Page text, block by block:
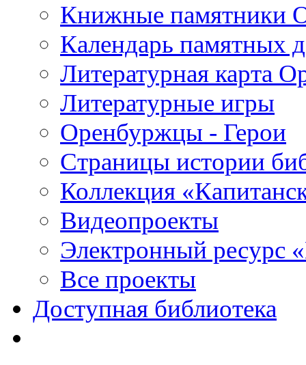
Книжные памятники
Календарь памятных
Литературная карта
Литературные игры
Оренбуржцы - Герои
Страницы истории
Коллекция
Видеопроекты
Электронный ресурс
Все проекты
Доступная библиотека